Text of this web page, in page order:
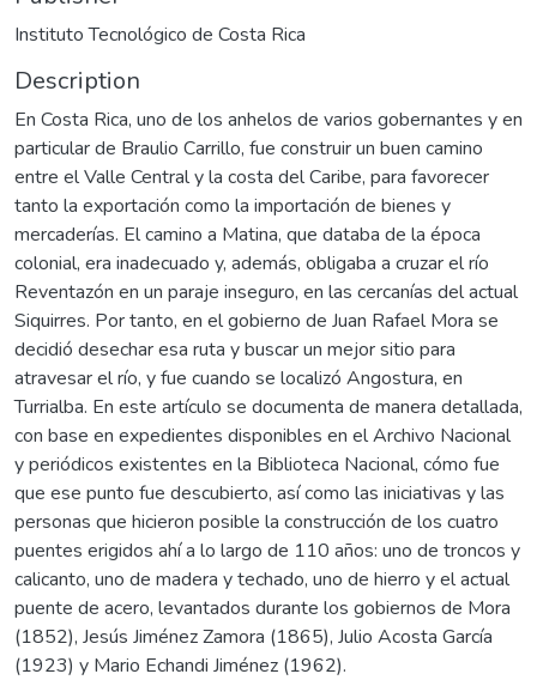
Instituto Tecnológico de Costa Rica
Description
En Costa Rica, uno de los anhelos de varios gobernantes y en
particular de Braulio Carrillo, fue construir un buen camino
entre el Valle Central y la costa del Caribe, para favorecer
tanto la exportación como la importación de bienes y
mercaderías. El camino a Matina, que databa de la época
colonial, era inadecuado y, además, obligaba a cruzar el río
Reventazón en un paraje inseguro, en las cercanías del actual
Siquirres. Por tanto, en el gobierno de Juan Rafael Mora se
decidió desechar esa ruta y buscar un mejor sitio para
atravesar el río, y fue cuando se localizó Angostura, en
Turrialba. En este artículo se documenta de manera detallada,
con base en expedientes disponibles en el Archivo Nacional
y periódicos existentes en la Biblioteca Nacional, cómo fue
que ese punto fue descubierto, así como las iniciativas y las
personas que hicieron posible la construcción de los cuatro
puentes erigidos ahí a lo largo de 110 años: uno de troncos y
calicanto, uno de madera y techado, uno de hierro y el actual
puente de acero, levantados durante los gobiernos de Mora
(1852), Jesús Jiménez Zamora (1865), Julio Acosta García
(1923) y Mario Echandi Jiménez (1962).